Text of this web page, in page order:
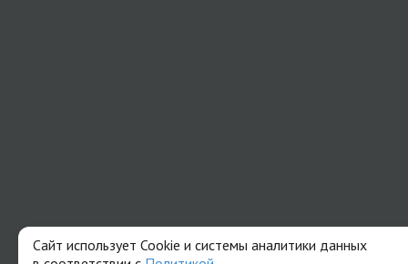
Сайт использует Cookie и системы аналитики данных